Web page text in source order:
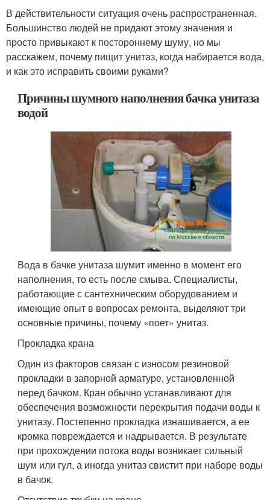
В действительности ситуация очень распространенная.
Большинство людей не придают этому значения и
просто привыкают к постороннему шуму, но мы
расскажем, почему пищит унитаз, когда набирается вода,
и как это исправить своими руками?
Причины шумного наполнения бачка унитаза
водой
Вода в бачке унитаза шумит именно в момент его
наполнения, то есть после смыва. Специалисты,
работающие с сантехническим оборудованием и
имеющие опыт в вопросах ремонта, выделяют три
основные причины, почему «поет» унитаз.
Прокладка крана
Один из факторов связан с износом резиновой
прокладки в запорной арматуре, установленной
перед бачком. Кран обычно устанавливают для
обеспечения возможности перекрытия подачи воды к
унитазу. Постепенно прокладка изнашивается, а ее
кромка повреждается и надрывается. В результате
при прохождении потока воды возникает сильный
шум или гул, а иногда унитаз свистит при наборе воды
в бачок.